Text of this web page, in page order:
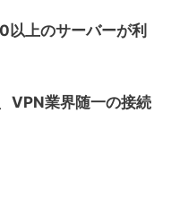
上のサーバーが利
VPN業界随一の接続